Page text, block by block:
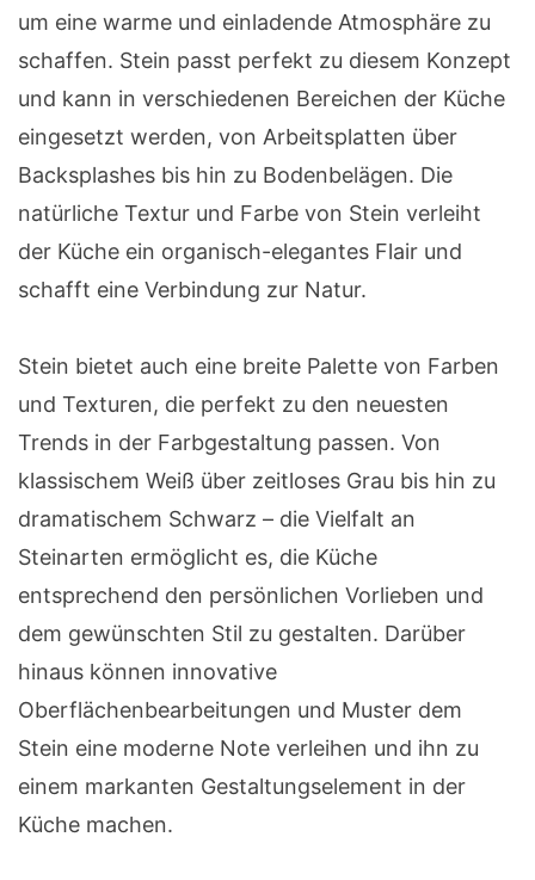
um eine warme und einladende Atmosphäre zu
schaffen. Stein passt perfekt zu diesem Konzept
und kann in verschiedenen Bereichen der Küche
eingesetzt werden, von Arbeitsplatten über
Backsplashes bis hin zu Bodenbelägen. Die
natürliche Textur und Farbe von Stein verleiht
der Küche ein organisch-elegantes Flair und
schafft eine Verbindung zur Natur.
Stein bietet auch eine breite Palette von Farben
und Texturen, die perfekt zu den neuesten
Trends in der Farbgestaltung passen. Von
klassischem Weiß über zeitloses Grau bis hin zu
dramatischem Schwarz – die Vielfalt an
Steinarten ermöglicht es, die Küche
entsprechend den persönlichen Vorlieben und
dem gewünschten Stil zu gestalten. Darüber
hinaus können innovative
Oberflächenbearbeitungen und Muster dem
Stein eine moderne Note verleihen und ihn zu
einem markanten Gestaltungselement in der
Küche machen.